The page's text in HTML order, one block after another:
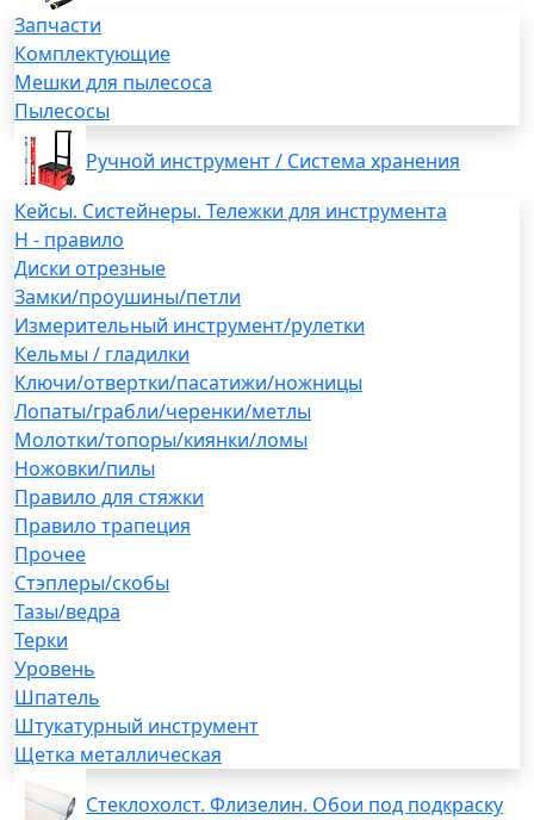
Запчасти
Комплектующие
Мешки для пылесоса
Пылесосы
Ручной инструмент / Система хранения
Кейсы. Систейнеры. Тележки для инструмента
H - правило
Диски отрезные
Замки/проушины/петли
Измерительный инструмент/рулетки
Кельмы / гладилки
Ключи/отвертки/пасатижи/ножницы
Лопаты/грабли/черенки/метлы
Молотки/топоры/киянки/ломы
Ножовки/пилы
Правило для стяжки
Правило трапеция
Прочее
Стэплеры/скобы
Тазы/ведра
Терки
Уровень
Шпатель
Штукатурный инструмент
Щетка металлическая
Стеклохолст. Флизелин. Обои под подкраску